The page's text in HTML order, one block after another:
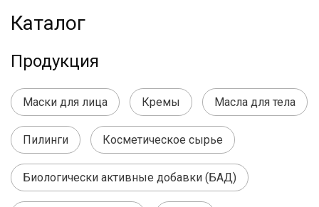
Каталог
Продукция
Маски для лица Кремы Масла для тела
Пилинги Косметическое сырье
Биологически активные добавки (БАД)